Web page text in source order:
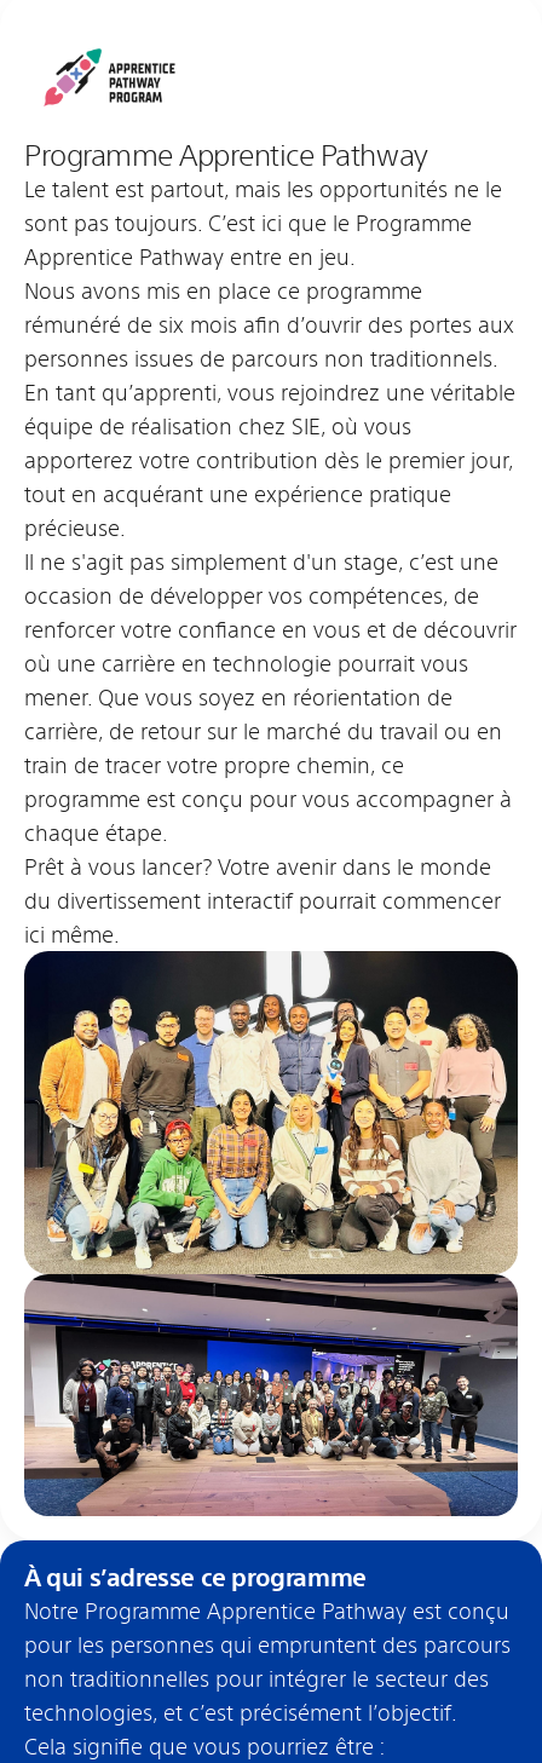
Programme Apprentice Pathway
Le talent est partout, mais les opportunités ne le
sont pas toujours. C’est ici que le Programme
Apprentice Pathway entre en jeu.
Nous avons mis en place ce programme
rémunéré de six mois afin d’ouvrir des portes aux
personnes issues de parcours non traditionnels.
En tant qu’apprenti, vous rejoindrez une véritable
équipe de réalisation chez SIE, où vous
apporterez votre contribution dès le premier jour,
tout en acquérant une expérience pratique
précieuse.
Il ne s'agit pas simplement d'un stage, c’est une
occasion de développer vos compétences, de
renforcer votre confiance en vous et de découvrir
où une carrière en technologie pourrait vous
mener. Que vous soyez en réorientation de
carrière, de retour sur le marché du travail ou en
train de tracer votre propre chemin, ce
programme est conçu pour vous accompagner à
chaque étape.
Prêt à vous lancer? Votre avenir dans le monde
du divertissement interactif pourrait commencer
ici même.
À qui s’adresse ce programme
Notre Programme Apprentice Pathway est conçu
pour les personnes qui empruntent des parcours
non traditionnelles pour intégrer le secteur des
technologies, et c’est précisément l’objectif.
Cela signifie que vous pourriez être :